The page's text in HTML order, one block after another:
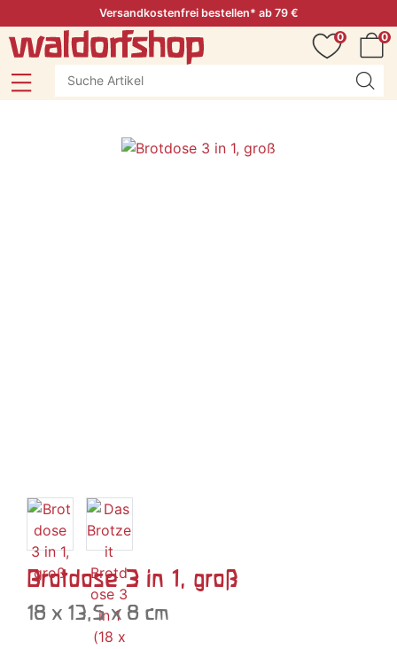
Versandkostenfrei bestellen* ab 79 €
0
0
Brotdose 3 in 1, groß
18 x 13,5 x 8 cm